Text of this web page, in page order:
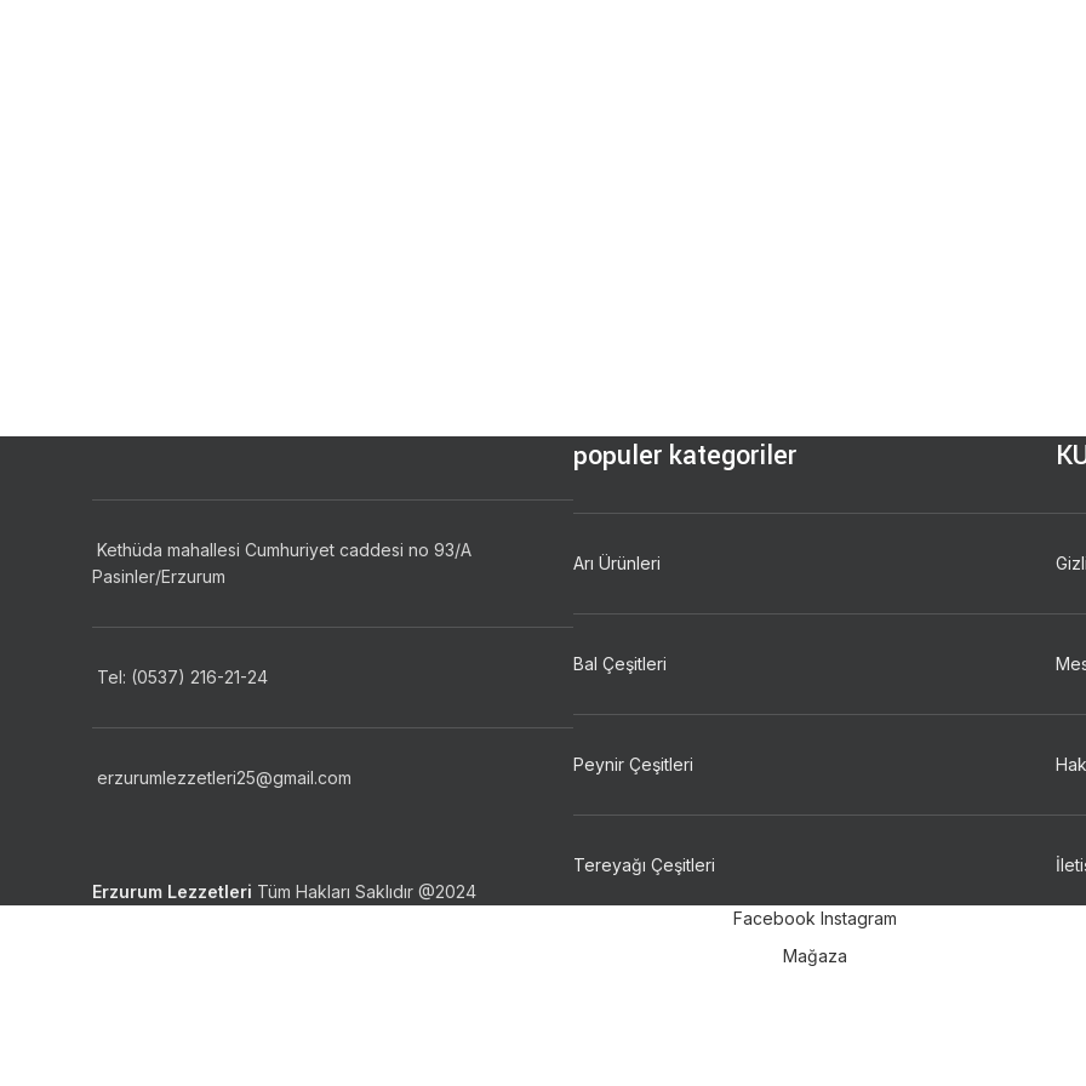
Kethüda mahallesi Cumhuriyet caddesi no 93/A
Pasinler/Erzurum
Tel: (0537) 216-21-24
erzurumlezzetleri25@gmail.com
populer kategoriler
Arı Ürünleri
Bal Çeşitleri
Peynir Çeşitleri
Tereyağı Çeşitleri
Erzurum Lezzetleri Tüm Hakları Saklıdır @2024
Facebook Instagram
Mağaza